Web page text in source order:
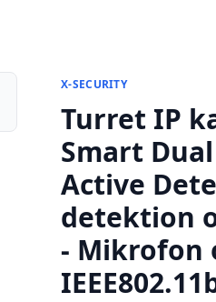
X-SECURITY
Turret IP
Smart
Active
detektion
- Mikrofon